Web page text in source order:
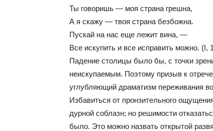
Ты говоришь — моя страна грешна,
А я скажу — твоя страна безбожна.
Пускай на нас еще лежит вина, —
Все искупить и все исправить можно. (I,
Падение столицы было бы, с точки
неискупаемым. Поэтому призыв к
углубляющий драматизм переживания
Избавиться от пронзительного
дурной соблазн; но решимости
было. Это можно назвать открытой